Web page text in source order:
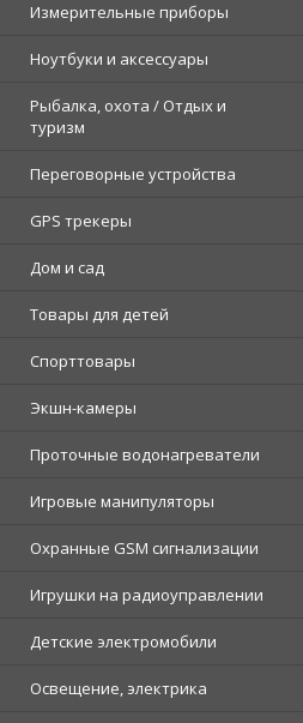
Измерительные приборы
Ноутбуки и аксессуары
Рыбалка, охота / Отдых и
туризм
Переговорные устройства
GPS трекеры
Дом и сад
Товары для детей
Спорттовары
Экшн-камеры
Проточные водонагреватели
Игровые манипуляторы
Охранные GSM сигнализации
Игрушки на радиоуправлении
Детские электромобили
Освещение, электрика